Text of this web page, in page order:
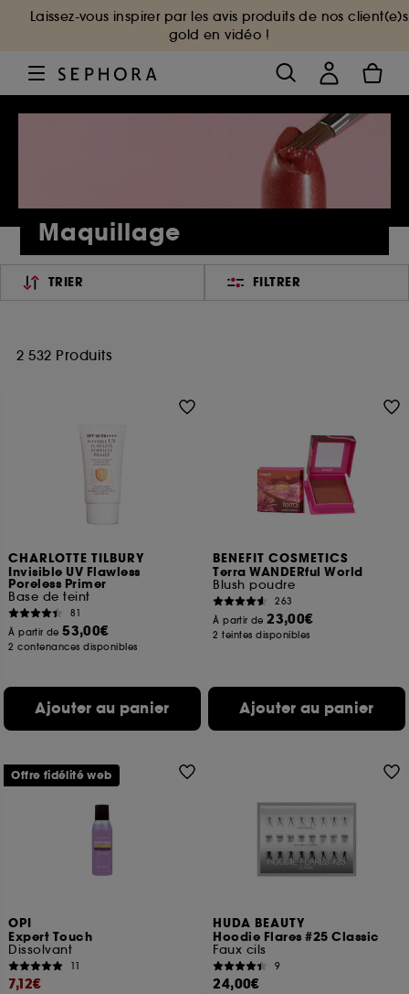
Laissez-vous inspirer par les avis produits de nos client(e)s
gold en vidéo !
Maquillage
TRIER FILTRER
2 532 Produits
CHARLOTTE TILBURY
Invisible UV Flawless
Poreless Primer
Base de teint
81
À partir de53,00€
2 contenances disponibles
Ajouter au panier
BENEFIT COSMETICS
Terra WANDERful World
Blush poudre
263
À partir de23,00€
2 teintes disponibles
Ajouter au panier
OPI
Expert Touch
Dissolvant
11
7,12€
Offre fidélité web
HUDA BEAUTY
Hoodie Flares #25 Classic
Faux cils
9
24,00€